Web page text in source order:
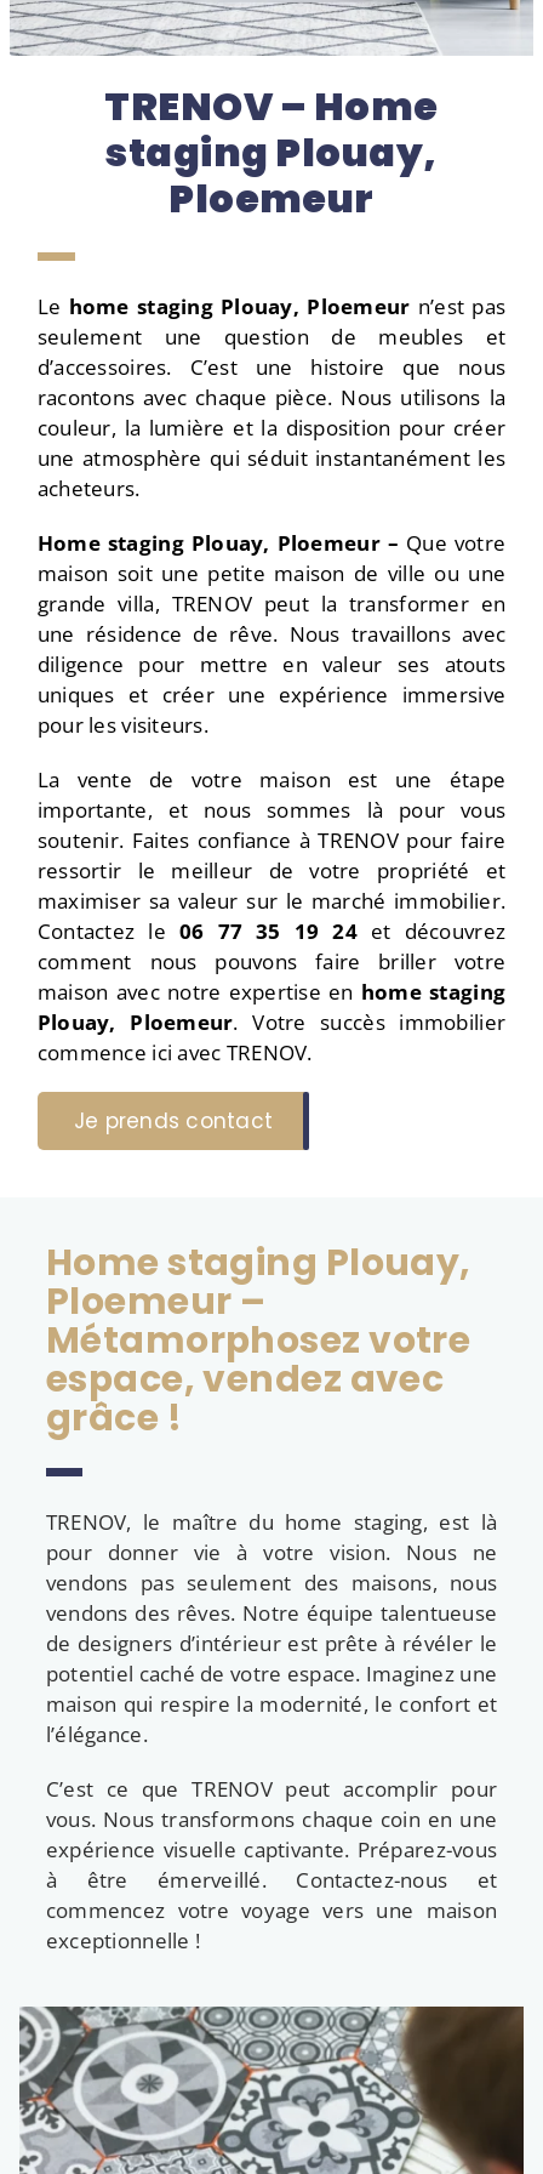
TRENOV – Home
staging Plouay,
Ploemeur
Le home staging Plouay, Ploemeur n’est pas
seulement une question de meubles et
d’accessoires. C’est une histoire que nous
racontons avec chaque pièce. Nous utilisons la
couleur, la lumière et la disposition pour créer
une atmosphère qui séduit instantanément les
acheteurs.
Home stagingPlouay, Ploemeur – Que votre
maison soit une petite maison de ville ou une
grande villa, TRENOV peut la transformer en
une résidence de rêve. Nous travaillons avec
diligence pour mettre en valeur ses atouts
uniques et créer une expérience immersive
pour les visiteurs.
La vente de votre maison est une étape
importante, et nous sommes là pour vous
soutenir. Faites confiance à TRENOV pour faire
ressortir le meilleur de votre propriété et
maximiser sa valeur sur le marché immobilier.
Contactez le 06 77 35 19 24 et découvrez
comment nous pouvons faire briller votre
maison avec notre expertise en home staging
Plouay, Ploemeur. Votre succès immobilier
commence ici avec TRENOV.
Je prends contact
Home staging Plouay,
Ploemeur –
Métamorphosez votre
espace, vendez avec
grâce !
TRENOV, le maître du home staging, est là
pour donner vie à votre vision. Nous ne
vendons pas seulement des maisons, nous
vendons des rêves. Notre équipe talentueuse
de designers d’intérieur est prête à révéler le
potentiel caché de votre espace. Imaginez une
maison qui respire la modernité, le confort et
l’élégance.
C’est ce que TRENOV peut accomplir pour
vous. Nous transformons chaque coin en une
expérience visuelle captivante. Préparez-vous
à être émerveillé. Contactez-nous et
commencez votre voyage vers une maison
exceptionnelle !